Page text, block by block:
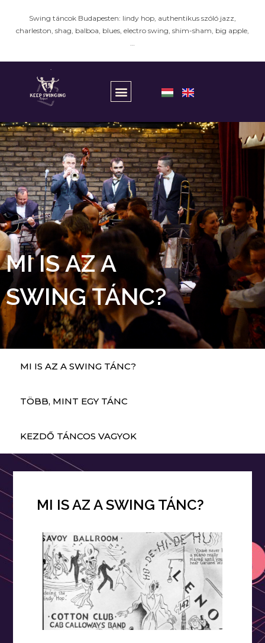
Swing táncok Budapesten: lindy hop, authentikus szóló jazz,
charleston, shag, balboa, blues, electro swing, shim-sham, big apple,
…
MI IS AZ A
SWING TÁNC?
MI IS AZ A SWING TÁNC?
TÖBB, MINT EGY TÁNC
KEZDŐ TÁNCOS VAGYOK
MI IS AZ A SWING TÁNC?